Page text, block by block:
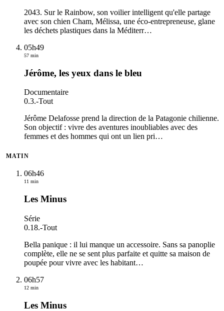
2043. Sur le Rainbow, son voilier intelligent qu'elle partage
avec son chien Cham, Mélissa, une éco-entrepreneuse, glane
les déchets plastiques dans la Méditerr…
05h49
57 min
Jérôme, les yeux dans le bleu
Documentaire
0.3.-Tout
Jérôme Delafosse prend la direction de la Patagonie chilienne.
Son objectif : vivre des aventures inoubliables avec des
femmes et des hommes qui ont un lien pri…
MATIN
06h46
11 min
Les Minus
Série
0.18.-Tout
Bella panique : il lui manque un accessoire. Sans sa panoplie
complète, elle ne se sent plus parfaite et quitte sa maison de
poupée pour vivre avec les habitant…
06h57
12 min
Les Minus